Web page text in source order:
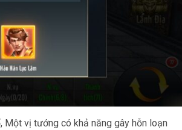
Một vị tướng có khả năng gây hỗn loạn